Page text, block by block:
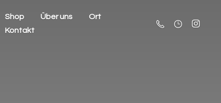
Shop Über uns
Ort
Kontakt